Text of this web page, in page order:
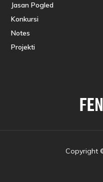
Jasan Pogled
Konkursi
Notes
Projekti
Copyright